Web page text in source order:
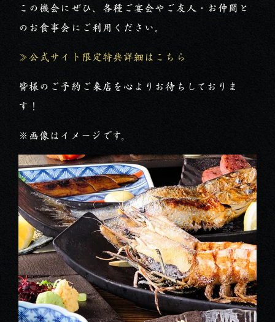
この機会にぜひ、各種ご宴会やご友人・お仲間と
のお食事会にご利用ください。
≫公式サイト限定特典詳細はこちら
皆様のご予約ご来店を心よりお待ちしておりま
す！
※画像はイメージです。